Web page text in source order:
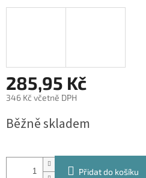
285,95 Kč
346 Kč včetně DPH
cena:
Běžně skladem
Přidat do košíku